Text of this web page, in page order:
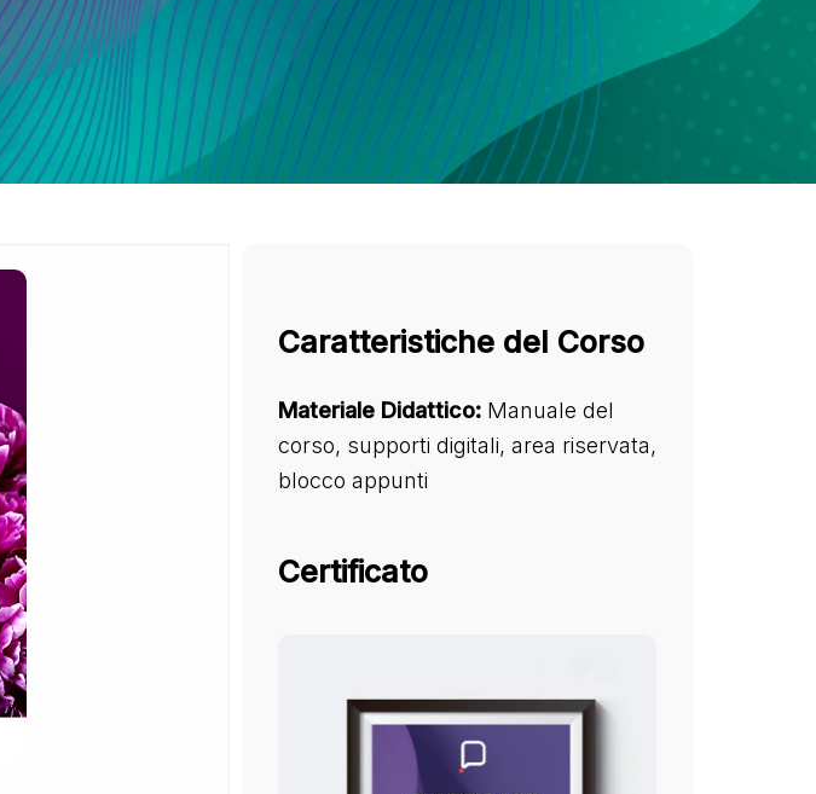
Caratteristiche del Corso
Materiale Didattico:Manuale del
corso, supporti digitali, area riservata,
blocco appunti
Certificato